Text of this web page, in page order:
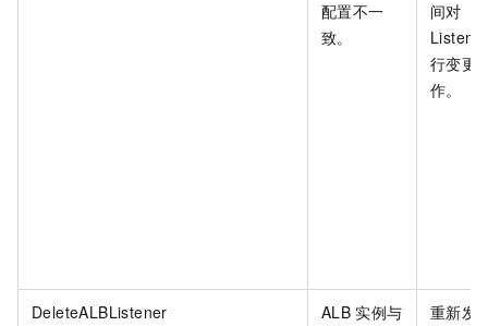
配置不一
致。
间对
行变更
作。
DeleteALBListener ALB 实例与
重新发